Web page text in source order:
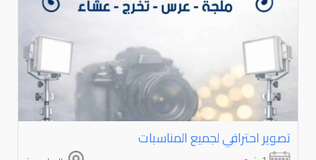
تصوير احترافي لجميع المناسبات